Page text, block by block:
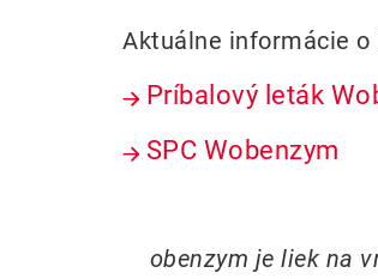
Aktuálne informácie o
Príbalový leták
SPC Wobenzym
obenzym je liek na